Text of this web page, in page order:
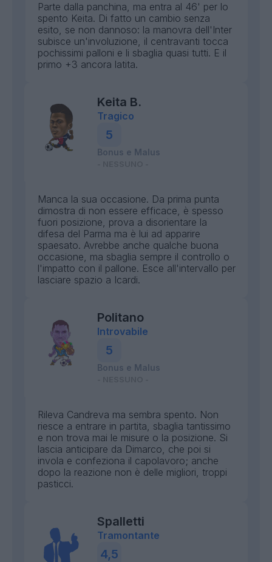
Parte dalla panchina, ma entra al 46' per lo
spento Keita. Di fatto un cambio senza
esito, se non dannoso: la manovra dell'Inter
subisce un'involuzione, il centravanti tocca
pochissimi palloni e li sbaglia quasi tutti. E il
primo +3 ancora latita.
Keita B.
Tragico
5
Bonus e Malus
Manca la sua occasione. Da prima punta
dimostra di non essere efficace, è spesso
fuori posizione, prova a disorientare la
difesa del Parma ma è lui ad apparire
spaesato. Avrebbe anche qualche buona
occasione, ma sbaglia sempre il controllo o
l'impatto con il pallone. Esce all'intervallo per
lasciare spazio a Icardi.
Politano
Introvabile
5
Bonus e Malus
Rileva Candreva ma sembra spento. Non
riesce a entrare in partita, sbaglia tantissimo
e non trova mai le misure o la posizione. Si
lascia anticipare da Dimarco, che poi si
invola e confeziona il capolavoro; anche
dopo la reazione non è delle migliori, troppi
pasticci.
Spalletti
Tramontante
4,5